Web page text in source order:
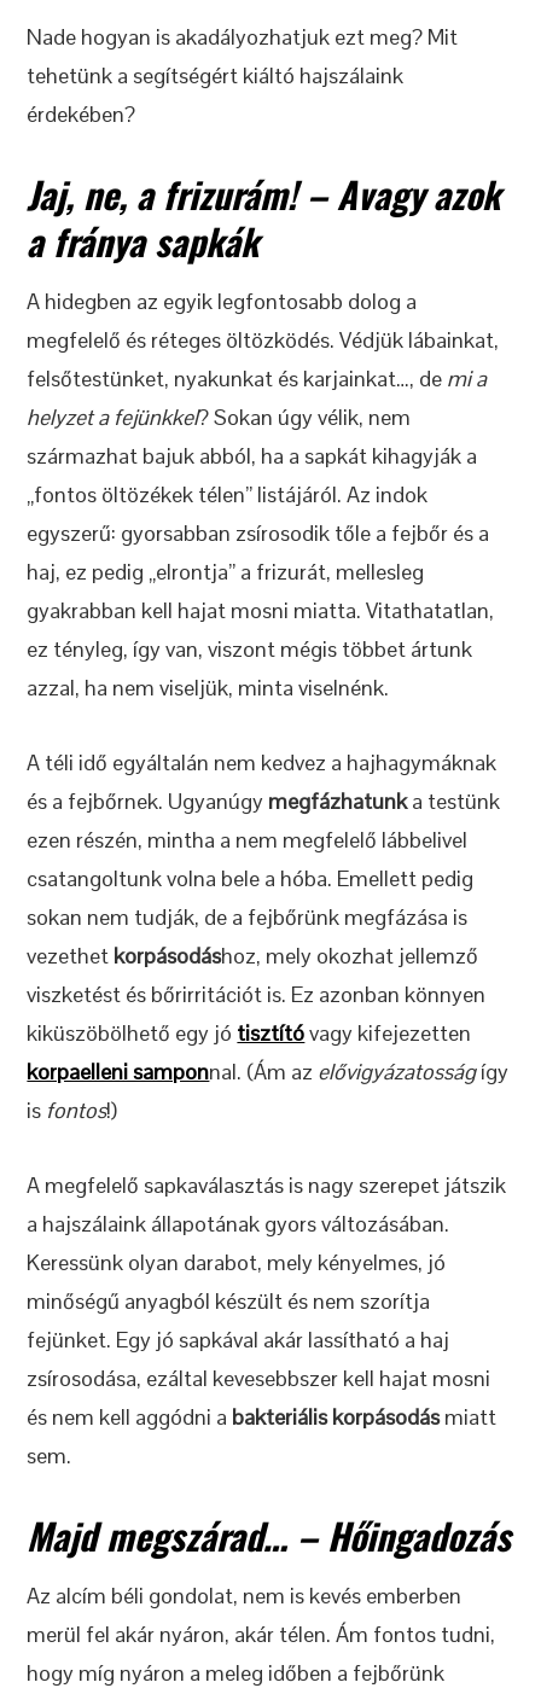
Nade hogyan is akadályozhatjuk ezt meg? Mit
tehetünk a segítségért kiáltó hajszálaink
érdekében?
Jaj, ne, a frizurám! – Avagy azok
a fránya sapkák
A hidegben az egyik legfontosabb dolog a
megfelelő és réteges öltözködés. Védjük lábainkat,
felsőtestünket, nyakunkat és karjainkat…, de mi a
helyzet a fejünkkel? Sokan úgy vélik, nem
származhat bajuk abból, ha a sapkát kihagyják a
„fontos öltözékek télen” listájáról. Az indok
egyszerű: gyorsabban zsírosodik tőle a fejbőr és a
haj, ez pedig „elrontja” a frizurát, mellesleg
gyakrabban kell hajat mosni miatta. Vitathatatlan,
ez tényleg, így van, viszont mégis többet ártunk
azzal, ha nem viseljük, minta viselnénk.
A téli idő egyáltalán nem kedvez a hajhagymáknak
és a fejbőrnek. Ugyanúgy megfázhatunka testünk
ezen részén, mintha a nem megfelelő lábbelivel
csatangoltunk volna bele a hóba. Emellett pedig
sokan nem tudják, de a fejbőrünk megfázása is
vezethet korpásodáshoz, mely okozhat jellemző
viszketést és bőrirritációt is. Ez azonban könnyen
kiküszöbölhető egy jó tisztítóvagy kifejezetten
korpaelleni samponnal. (Ám az elővigyázatosságígy
is fontos!)
A megfelelő sapkaválasztás is nagy szerepet játszik
a hajszálaink állapotának gyors változásában.
Keressünk olyan darabot, mely kényelmes, jó
minőségű anyagból készült és nem szorítja
fejünket. Egy jó sapkával akár lassítható a haj
zsírosodása, ezáltal kevesebbszer kell hajat mosni
és nem kell aggódni a bakteriális korpásodásmiatt
sem.
Majd megszárad… – Hőingadozás
Az alcím béli gondolat, nem is kevés emberben
merül fel akár nyáron, akár télen. Ám fontos tudni,
hogy míg nyáron a meleg időben a fejbőrünk